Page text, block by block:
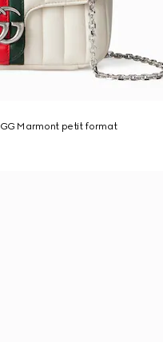
Marmont petit format